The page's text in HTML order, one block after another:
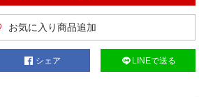
お気に入り商品追加
シェア LINEで送る